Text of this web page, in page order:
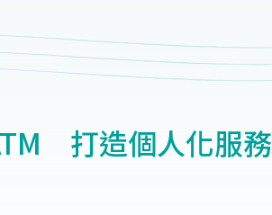
打造個人化服務